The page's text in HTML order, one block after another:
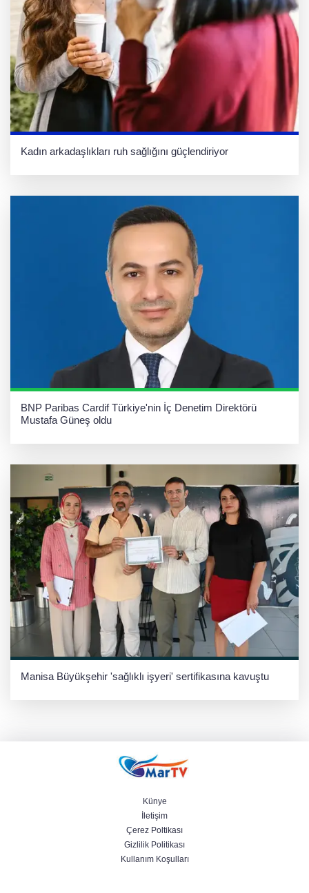
Kadın arkadaşlıkları ruh sağlığını güçlendiriyor
BNP Paribas Cardif Türkiye'nin İç Denetim Direktörü
Mustafa Güneş oldu
Manisa Büyükşehir 'sağlıklı işyeri' sertifikasına kavuştu
Künye
İletişim
Çerez Poltikası
Gizlilik Politikası
Kullanım Koşulları